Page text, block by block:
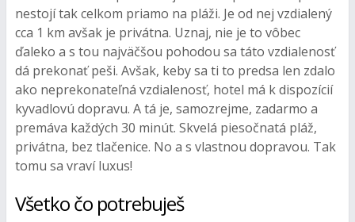
nestojí tak celkom priamo na pláži. Je od nej vzdialený
cca 1 km avšak je privátna. Uznaj, nie je to vôbec
ďaleko a s tou najväčšou pohodou sa táto vzdialenosť
dá prekonať peši. Avšak, keby sa ti to predsa len zdalo
ako neprekonateľná vzdialenosť, hotel má k dispozícií
kyvadlovú dopravu. A tá je, samozrejme, zadarmo a
premáva každých 30 minút. Skvelá piesočnatá pláž,
privátna, bez tlačenice. No a s vlastnou dopravou. Tak
tomu sa vraví luxus!
Všetko čo potrebuješ